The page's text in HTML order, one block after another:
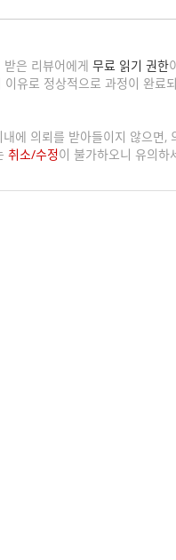
은 리뷰어에게 무료 읽기 권한
유로 정상적으로 과정이 완료
내에 의뢰를 받아들이지 않으면,
취소/수정이 불가하오니 유의하